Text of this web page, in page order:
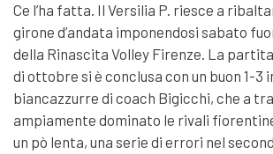
Ce l’ha fatta. Il Versilia P. riesce a
girone d’andata imponendosi sabato
della Rinascita Volley Firenze. La
di ottobre si è conclusa con un buon 1-3
biancazzurre di coach Bigicchi, che a
ampiamente dominato le rivali
un pò lenta, una serie di errori nel